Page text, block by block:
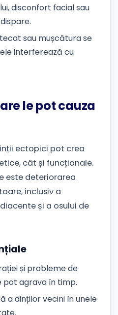
disconfort facial sau
sau mușcătura se
interferează cu
le pot cauza
ectopici pot crea
cât și funcționale.
este deteriorarea
inclusiv a
și a osului de
și probleme de
agrava în timp.
a dinților vecini în unele